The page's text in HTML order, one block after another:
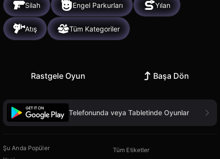
Silah Engel Parkurları Yılan
Atış Tüm Kategoriler
Rastgele Oyun Başa Dön
Telefonunda veya Tabletinde Oyunlar
Şu Anda Popüler
Tüm Etiketler